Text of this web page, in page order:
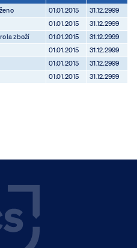
01.01.2015
31.12.2999
01.01.2015
31.12.2999
zboží 01.01.2015
31.12.2999
01.01.2015
31.12.2999
01.01.2015
31.12.2999
01.01.2015 31.12.2999